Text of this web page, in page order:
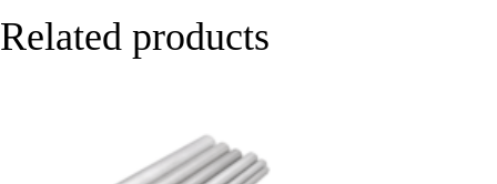
Related products